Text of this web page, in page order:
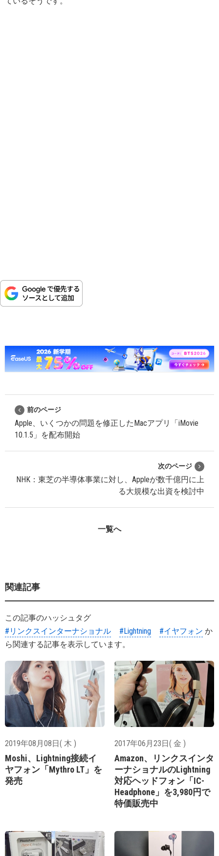
前のページ
Apple、いくつかの問題を修正したMacアプリ「iMovie
10.1.5」を配布開始
次のページ
NHK：東芝の半導体事業に対し、Appleが数千億円に上
る大規模な出資を検討中
一覧へ
関連記事
この記事のハッシュタグ
#リンクスインターナショナル
#Lightning #イヤフォン か
ら関連する記事を表示しています。
2019年08月08日( 木 )
Moshi、Lightning接続イ
ヤフォン「Mythro LT」を
発売
2017年06月23日( 金 )
Amazon、リンクスインタ
ーナショナルのLightning
対応ヘッドフォン「IC-
Headphone」を3,980円で
特価販売中